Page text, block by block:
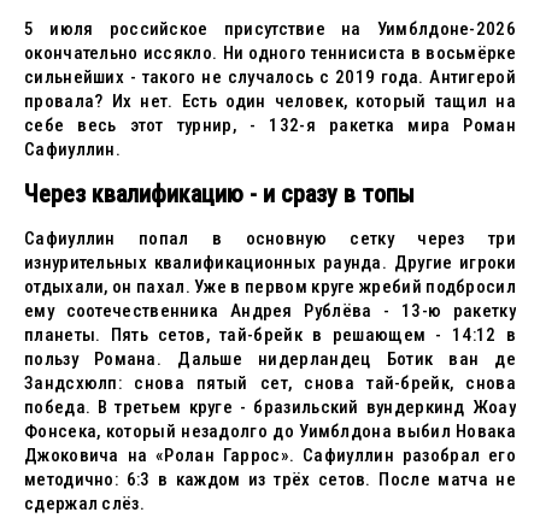
5 июля российское присутствие на Уимблдоне-2026
окончательно иссякло. Ни одного теннисиста в восьмёрке
сильнейших - такого не случалось с 2019 года. Антигерой
провала? Их нет. Есть один человек, который тащил на
себе весь этот турнир, - 132-я ракетка мира Роман
Сафиуллин.
Через квалификацию - и сразу в топы
Сафиуллин попал в основную сетку через три
изнурительных квалификационных раунда. Другие игроки
отдыхали, он пахал. Уже в первом круге жребий подбросил
ему соотечественника Андрея Рублёва - 13-ю ракетку
планеты. Пять сетов, тай-брейк в решающем - 14:12 в
пользу Романа. Дальше нидерландец Ботик ван де
Зандсхюлп: снова пятый сет, снова тай-брейк, снова
победа. В третьем круге - бразильский вундеркинд Жоау
Фонсека, который незадолго до Уимблдона выбил Новака
Джоковича на «Ролан Гаррос». Сафиуллин разобрал его
методично: 6:3 в каждом из трёх сетов. После матча не
сдержал слёз.